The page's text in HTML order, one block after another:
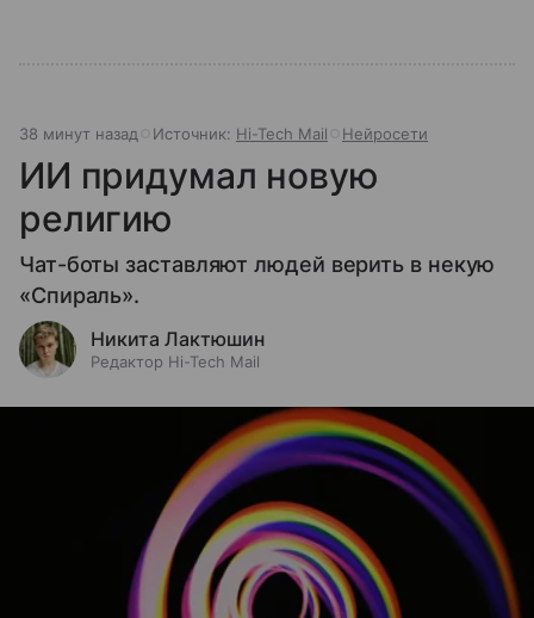
38 минут назад Источник: Hi-Tech Mail Нейросети
ИИ придумал новую
религию
Чат-боты заставляют людей верить в некую
«Спираль».
Никита Лактюшин
Редактор Hi-Tech Mail